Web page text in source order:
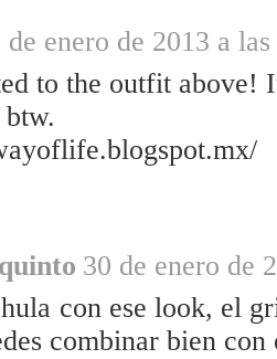
de enero de 2013 a
to the outfit above!
30 de enero de
con ese look, el
combinar bien con